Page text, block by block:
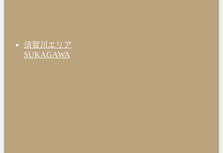
須賀川エリア
SUKAGAWA